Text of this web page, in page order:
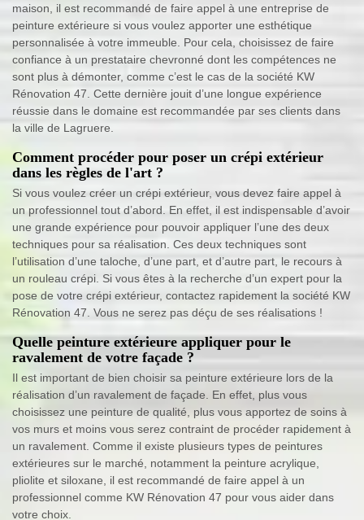
maison, il est recommandé de faire appel à une entreprise de
peinture extérieure si vous voulez apporter une esthétique
personnalisée à votre immeuble. Pour cela, choisissez de faire
confiance à un prestataire chevronné dont les compétences ne
sont plus à démonter, comme c’est le cas de la société KW
Rénovation 47. Cette dernière jouit d’une longue expérience
réussie dans le domaine est recommandée par ses clients dans
la ville de Lagruere.
Comment procéder pour poser un crépi extérieur
dans les règles de l'art ?
Si vous voulez créer un crépi extérieur, vous devez faire appel à
un professionnel tout d’abord. En effet, il est indispensable d’avoir
une grande expérience pour pouvoir appliquer l’une des deux
techniques pour sa réalisation. Ces deux techniques sont
l’utilisation d’une taloche, d’une part, et d’autre part, le recours à
un rouleau crépi. Si vous êtes à la recherche d’un expert pour la
pose de votre crépi extérieur, contactez rapidement la société KW
Rénovation 47. Vous ne serez pas déçu de ses réalisations !
Quelle peinture extérieure appliquer pour le
ravalement de votre façade ?
Il est important de bien choisir sa peinture extérieure lors de la
réalisation d’un ravalement de façade. En effet, plus vous
choisissez une peinture de qualité, plus vous apportez de soins à
vos murs et moins vous serez contraint de procéder rapidement à
un ravalement. Comme il existe plusieurs types de peintures
extérieures sur le marché, notamment la peinture acrylique,
pliolite et siloxane, il est recommandé de faire appel à un
professionnel comme KW Rénovation 47 pour vous aider dans
votre choix.